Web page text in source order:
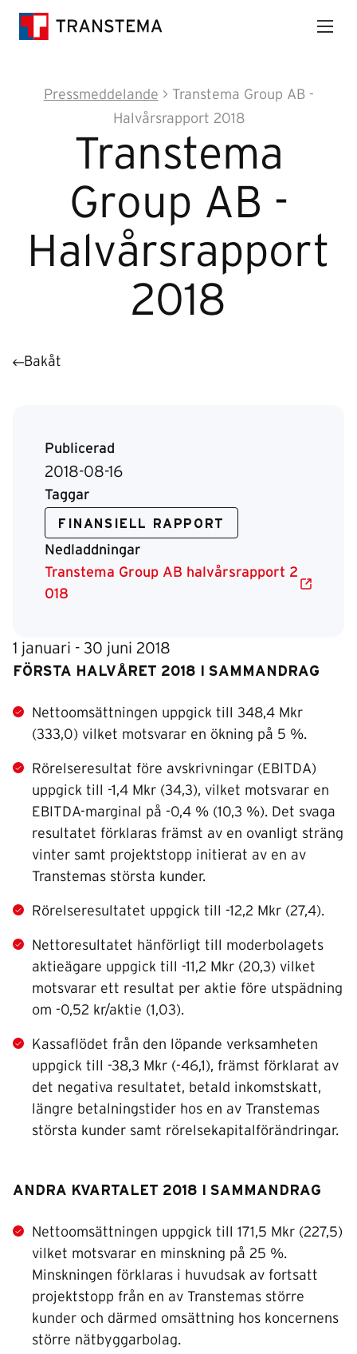
Pressmeddelande > Transtema Group AB -
Halvårsrapport 2018
Transtema
Group AB -
Halvårsrapport
2018
Bakåt
Publicerad
2018-08-16
Taggar
FINANSIELL RAPPORT
Nedladdningar
Transtema Group AB halvårsrapport 2
018
1 januari - 30 juni 2018
FÖRSTA HALVÅRET 2018 I SAMMANDRAG
Nettoomsättningen uppgick till 348,4 Mkr
(333,0) vilket motsvarar en ökning på 5 %.
Rörelseresultat före avskrivningar (EBITDA)
uppgick till -1,4 Mkr (34,3), vilket motsvarar en
EBITDA-marginal på -0,4 % (10,3 %). Det svaga
resultatet förklaras främst av en ovanligt sträng
vinter samt projektstopp initierat av en av
Transtemas största kunder.
Rörelseresultatet uppgick till -12,2 Mkr (27,4).
Nettoresultatet hänförligt till moderbolagets
aktieägare uppgick till -11,2 Mkr (20,3) vilket
motsvarar ett resultat per aktie före utspädning
om -0,52 kr/aktie (1,03).
Kassaflödet från den löpande verksamheten
uppgick till -38,3 Mkr (-46,1), främst förklarat av
det negativa resultatet, betald inkomstskatt,
längre betalningstider hos en av Transtemas
största kunder samt rörelsekapitalförändringar.
ANDRA KVARTALET 2018 I SAMMANDRAG
Nettoomsättningen uppgick till 171,5 Mkr (227,5)
vilket motsvarar en minskning på 25 %.
Minskningen förklaras i huvudsak av fortsatt
projektstopp från en av Transtemas större
kunder och därmed omsättning hos koncernens
större nätbyggarbolag.